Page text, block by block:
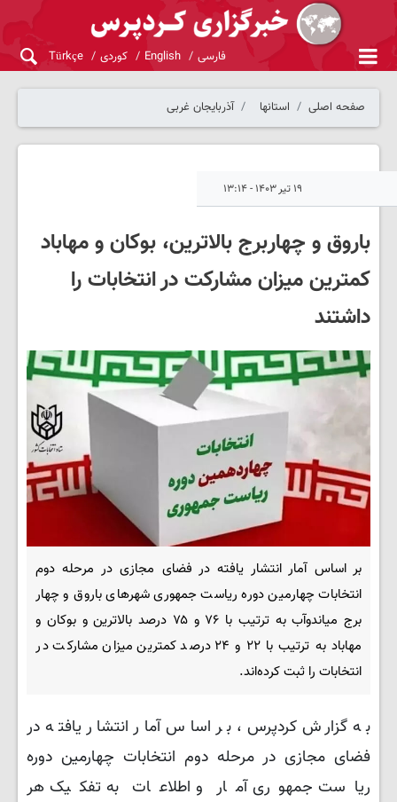
فارسی English کوردی Türkçe
صفحه اصلی استانها آذربایجان غربی
۱۹ تیر ۱۴۰۳ - ۱۳:۱۴
باروق و چهاربرج بالاترین، بوکان و مهاباد
کمترین میزان مشارکت در انتخابات را
داشتند
بر اساس آمار انتشار یافته در فضای مجازی در مرحله دوم
انتخابات چهارمین دوره ریاست جمهوری شهرهای باروق و چهار
برج میاندوآب به ترتیب با ۷۶ و ۷۵ درصد بالاترین و بوکان و
مهاباد به ترتیب با ۲۲ و ۲۴ درصد کمترین میزان مشارکت در
انتخابات را ثبت کرده‌اند.
به گزارش کردپرس، بر اساس آمار انتشار یافته در
فضای مجازی در مرحله دوم انتخابات چهارمین دوره
ریاست جمهوری آمار و اطلاعات به تفکیک هر